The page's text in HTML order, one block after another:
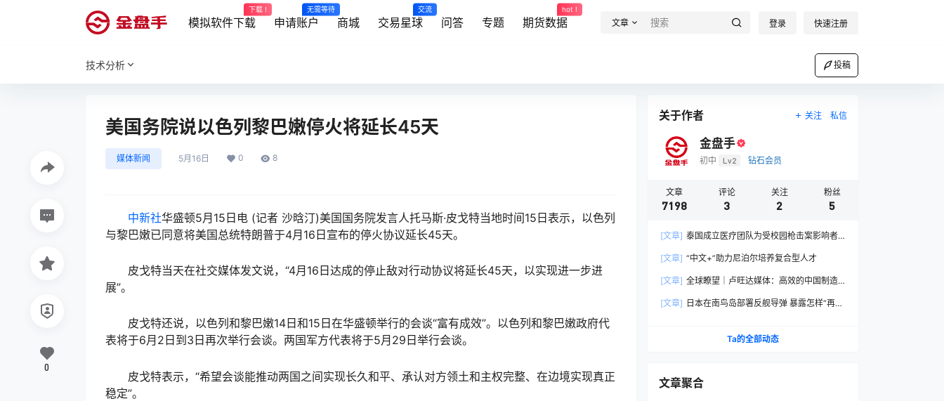
模拟软件下载
下载 !
申请账户
无需等待
商城 交易星球
交流
问答 专题 期货数据
hot !
文章 登录 快速注册
技术分析 投稿
美国务院说以色列黎巴嫩停火将延长45天
媒体新闻 5月16日 0 8
中新社华盛顿5月15日电 (记者 沙晗汀)美国国务院发言人托马斯·皮戈特当地时间15日表示，以色列
与黎巴嫩已同意将美国总统特朗普于4月16日宣布的停火协议延长45天。
皮戈特当天在社交媒体发文说，“4月16日达成的停止敌对行动协议将延长45天，以实现进一步进
展”。
皮戈特还说，以色列和黎巴嫩14日和15日在华盛顿举行的会谈“富有成效”。以色列和黎巴嫩政府代
表将于6月2日到3日再次举行会谈。两国军方代表将于5月29日举行会谈。
皮戈特表示，“希望会谈能推动两国之间实现长久和平、承认对方领土和主权完整、在边境实现真正
稳定”。
0
关于作者 关注 私信
金盘手
初中 Lv2 钻石会员
文章
7198
评论
3
关注
2
粉丝
5
[文章] 泰国成立医疗团队为受校园枪击案影响者
[文章] “中文+”助力尼泊尔培养复合型人才
[文章] 全球瞭望｜卢旺达媒体：高效的中国制造
[文章] 日本在南鸟岛部署反舰导弹 暴露怎样“再军
Ta的全部动态
文章聚合